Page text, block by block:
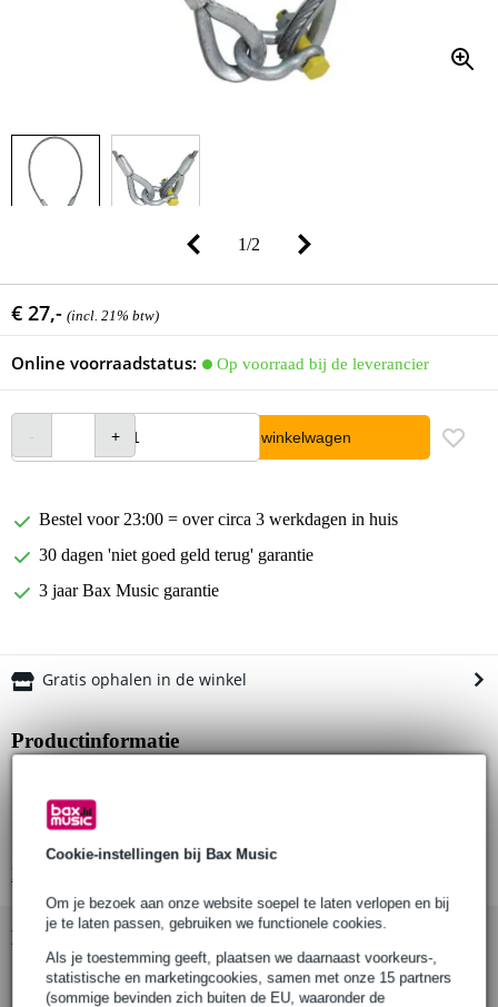
Cookie-instellingen bij Bax Music
Om je bezoek aan onze website soepel te laten verlopen en bij
je te laten passen, gebruiken we functionele cookies.
Als je toestemming geeft, plaatsen we daarnaast voorkeurs-,
statistische en marketingcookies, samen met onze 15 partners
(sommige bevinden zich buiten de EU, waaronder de
1/2
€ 27,- (incl. 21% btw)
Online voorraadstatus: Op voorraad bij de leverancier
In winkelwagen
Bestel voor 23:00 = over circa 3 werkdagen in huis
30 dagen 'niet goed geld terug' garantie
3 jaar Bax Music garantie
Gratis ophalen in de winkel
Productinformatie
kabel met fiber kern
Bekijk ook eens (1)